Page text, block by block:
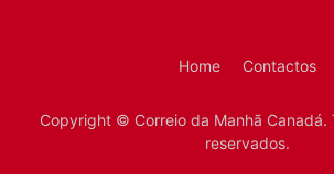
Home Contactos
Copyright © Correio da Manhã Canadá.
reservados.